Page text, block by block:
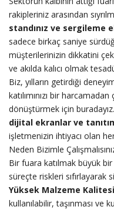
rakipleriniz arasından
standınız ve sergileme
sadece birkaç saniye
müşterilerinizin dikkatini
ve akılda kalıcı olmak
Biz, yılların getirdiği
katılımınızı bir
dönüştürmek için buradayız.
dijital ekranlar ve
işletmenizin ihtiyacı olan
Neden Bizimle
Bir fuara katılmak büyük
süreçte riskleri
Yüksek Malzeme
kullanılabilir, taşınması ve